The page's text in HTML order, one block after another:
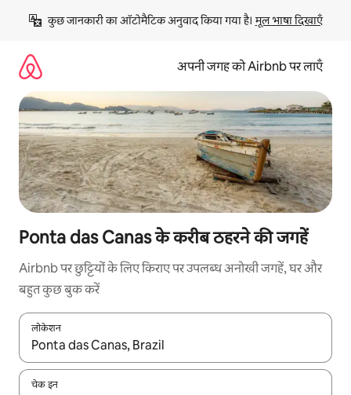
छोड़कर
कॉन्टेंट
कुछ जानकारी का ऑटोमैटिक अनुवाद किया गया है। मूल भाषा दिखाएँ
अपनी जगह को Airbnb पर लाएँ
Ponta das Canas के करीब ठहरने की जगहें
Airbnb पर छुट्टियों के लिए किराए पर उपलब्ध अनोखी जगहें, घर और
बहुत कुछ बुक करें
लोकेशन
नतीजों के उपलब्ध होने पर, अप और डाउन 'ऐरो की' का इस्तेमाल करके नेविगेट
चेक इन